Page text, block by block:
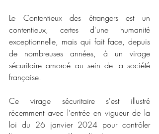
Le Contentieux des étrangers est un
contentieux, certes d'une humanité
exceptionnelle, mais qui fait face, depuis
de nombreuses années, à un virage
sécuritaire amorcé au sein de la société
française.
Ce virage sécuritaire s'est illustré
récemment avec l'entrée en vigueur de la
loi du 26 janvier 2024 pour contrôler